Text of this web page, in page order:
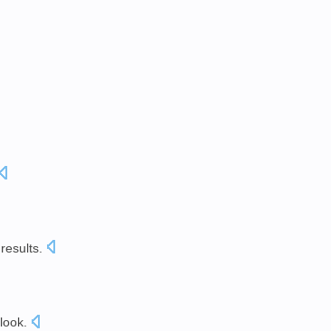
results
look.